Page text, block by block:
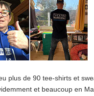
plus de 90 tee-shirts et
et beaucoup en